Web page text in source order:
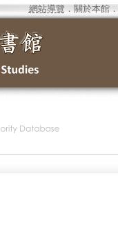
網站導覽 ． 關於本館．